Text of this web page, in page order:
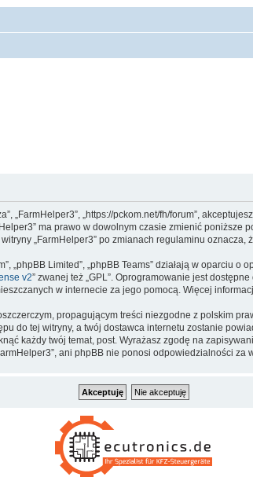
„FarmHelper3”, „https://pckom.net/fh/forum”,
ma prawo w dowolnym czasie zmienić
„FarmHelper3” po zmianach regulaminu oznacza,
„phpBB Limited”, „phpBB Teams” działają w
v2” zwanej też „GPL”. Oprogramowanie jest
w internecie za jego pomocą. Więcej
propagującym treści niezgodne z polskim
do tej witryny, a twój dostawca internetu zostanie
każdy twój temat, post. Wyrażasz zgodę na
ani phpBB nie ponosi odpowiedzialności za